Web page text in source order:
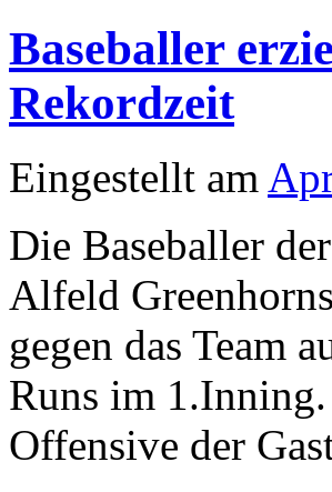
Baseballer
Rekordzeit
Eingestellt am
Die Baseballer
Alfeld
gegen das Team
Runs im
Offensive der